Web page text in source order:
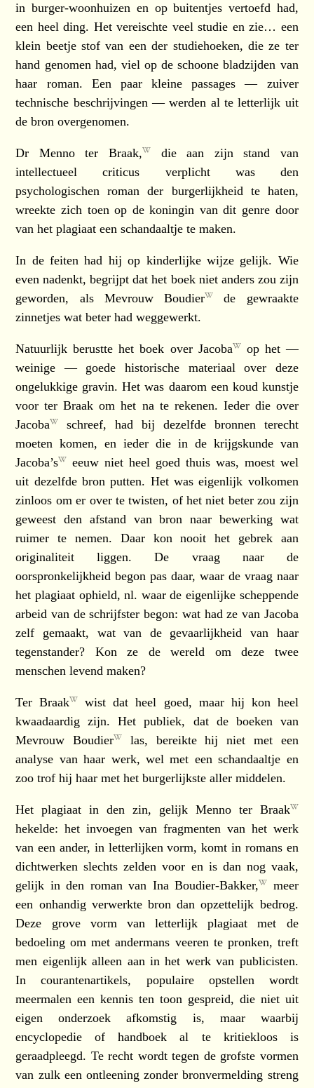
in burger-woonhuizen en op buitentjes vertoefd had,
een heel ding. Het vereischte veel studie en zie… een
klein beetje stof van een der studiehoeken, die ze ter
hand genomen had, viel op de schoone bladzijden van
haar roman. Een paar kleine passages — zuiver
technische beschrijvingen — werden al te letterlijk uit
de bron overgenomen.
Dr Menno ter Braak,
die aan zijn stand van
intellectueel criticus verplicht was den
psychologischen roman der burgerlijkheid te haten,
wreekte zich toen op de koningin van dit genre door
van het plagiaat een schandaaltje te maken.
In de feiten had hij op kinderlijke wijze gelijk. Wie
even nadenkt, begrijpt dat het boek niet anders zou zijn
geworden, als Mevrouw Boudier
de gewraakte
zinnetjes wat beter had weggewerkt.
Natuurlijk berustte het boek over Jacoba
op het —
weinige — goede historische materiaal over deze
ongelukkige gravin. Het was daarom een koud kunstje
voor ter Braak om het na te rekenen. Ieder die over
Jacoba
schreef, had bij dezelfde bronnen terecht
moeten komen, en ieder die in de krijgskunde van
Jacoba’s
eeuw niet heel goed thuis was, moest wel
uit dezelfde bron putten. Het was eigenlijk volkomen
zinloos om er over te twisten, of het niet beter zou zijn
geweest den afstand van bron naar bewerking wat
ruimer te nemen. Daar kon nooit het gebrek aan
originaliteit liggen. De vraag naar de
oorspronkelijkheid begon pas daar, waar de vraag naar
het plagiaat ophield, nl. waar de eigenlijke scheppende
arbeid van de schrijfster begon: wat had ze van Jacoba
zelf gemaakt, wat van de gevaarlijkheid van haar
tegenstander? Kon ze de wereld om deze twee
menschen levend maken?
Ter Braak
wist dat heel goed, maar hij kon heel
kwaadaardig zijn. Het publiek, dat de boeken van
Mevrouw Boudier
las, bereikte hij niet met een
analyse van haar werk, wel met een schandaaltje en
zoo trof hij haar met het burgerlijkste aller middelen.
Het plagiaat in den zin, gelijk Menno ter Braak
hekelde: het invoegen van fragmenten van het werk
van een ander, in letterlijken vorm, komt in romans en
dichtwerken slechts zelden voor en is dan nog vaak,
gelijk in den roman van Ina Boudier-Bakker,
meer
een onhandig verwerkte bron dan opzettelijk bedrog.
Deze grove vorm van letterlijk plagiaat met de
bedoeling om met andermans veeren te pronken, treft
men eigenlijk alleen aan in het werk van publicisten.
In courantenartikels, populaire opstellen wordt
meermalen een kennis ten toon gespreid, die niet uit
eigen onderzoek afkomstig is, maar waarbij
encyclopedie of handboek al te kritiekloos is
geraadpleegd. Te recht wordt tegen de grofste vormen
van zulk een ontleening zonder bronvermelding streng